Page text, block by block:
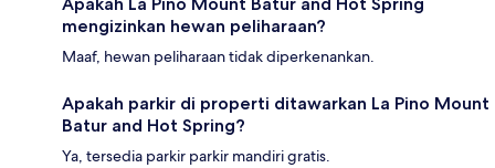
mengizinkan hewan peliharaan?
Maaf, hewan peliharaan tidak diperkenankan.
Apakah parkir di properti ditawarkan La Pino Mount
Batur and Hot Spring?
Ya, tersedia parkir parkir mandiri gratis.